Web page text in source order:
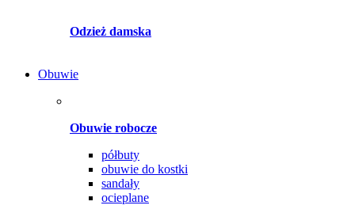
Odzież damska
Obuwie
Obuwie robocze
półbuty
obuwie do kostki
sandały
ocieplane